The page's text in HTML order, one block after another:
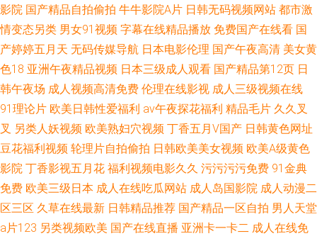
影院 国产精品自拍偷拍 牛牛影院A片 日韩无码视频网站 都市激
情变态另类 男女91视频 字幕在线精品播放 免费国产在线看 国
产婷婷五月天 无码传媒导航 日本电影伦理 国产午夜高清 美女黄
色18 亚洲午夜精品视频 日本三级成人观看 国产精品第12页 日
韩午夜场 成人视频高清免费 伦理在线影视 成人三级视频在线
91理论片 欧美日韩性爱福利 av午夜探花福利 精品毛片 久久叉
叉 另类人妖视频 欧美熟妇穴视频 丁香五月V国产 日韩黄色网址
豆花福利视频 轮理片自拍偷拍 日韩欧美美女视频 欧美A级黄色
影院 丁香影视五月花 福利视频电影久久 污污污污免费 91金典
免费 欧美三级日本 成人在线吃瓜网站 成人岛国影院 成人动漫二
区三区 久草在线最新 日韩精品推荐 国产精品一区自拍 男人天堂
a片123 另类视频欧美 国产在线直播 亚洲卡一卡二 成人在线免